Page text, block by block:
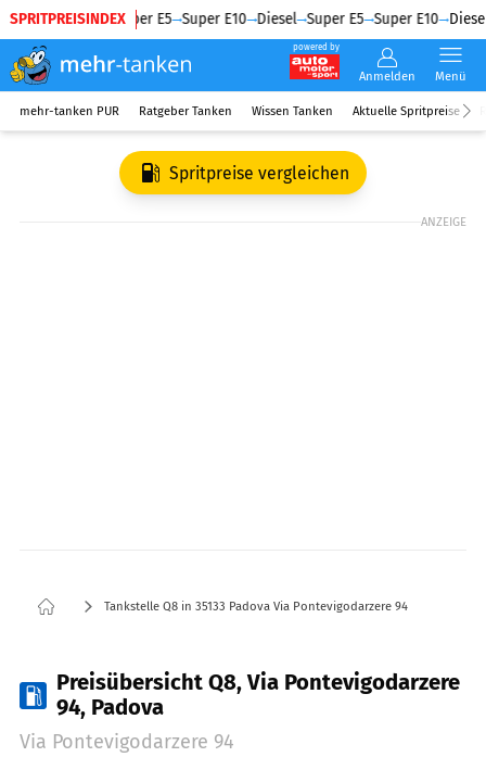
SPRITPREISINDEX
Diesel Super E5 Super E10 Diesel Super E5 Super E10 Diesel
powered by
Anmelden Menü
mehr-tanken PUR Ratgeber Tanken Wissen Tanken Aktuelle Spritpreise
Spritpreise vergleichen
ANZEIGE
Tankstelle Q8 in 35133 Padova Via Pontevigodarzere 94
Preisübersicht Q8, Via Pontevigodarzere
94, Padova
Via Pontevigodarzere 94